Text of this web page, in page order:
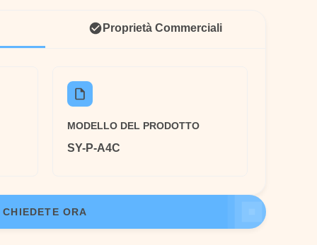
Proprietà Commerciali
MODELLO DEL PRODOTTO
SY-P-A4C
CHIEDETE ORA